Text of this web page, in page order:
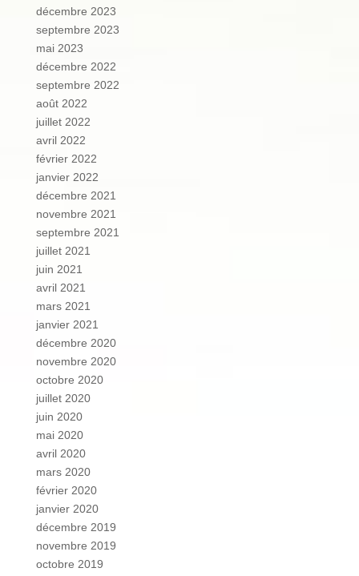
décembre 2023
septembre 2023
mai 2023
décembre 2022
septembre 2022
août 2022
juillet 2022
avril 2022
février 2022
janvier 2022
décembre 2021
novembre 2021
septembre 2021
juillet 2021
juin 2021
avril 2021
mars 2021
janvier 2021
décembre 2020
novembre 2020
octobre 2020
juillet 2020
juin 2020
mai 2020
avril 2020
mars 2020
février 2020
janvier 2020
décembre 2019
novembre 2019
octobre 2019